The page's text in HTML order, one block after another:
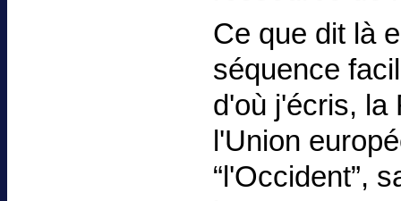
Ce que dit là
séquence
d'où j'écris, la
l'Union
“l'Occident”,